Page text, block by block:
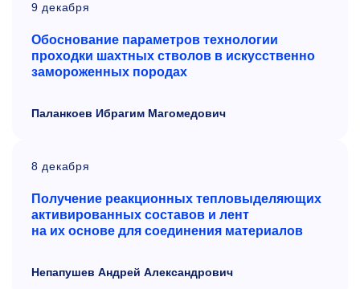
9 декабря
Обоснование параметров технологии
проходки шахтных стволов в искусственно
замороженных породах
Паланкоев Ибрагим Магомедович
8 декабря
Получение реакционных тепловыделяющих
активированных составов и лент
на их основе для соединения материалов
Непапушев Андрей Александрович